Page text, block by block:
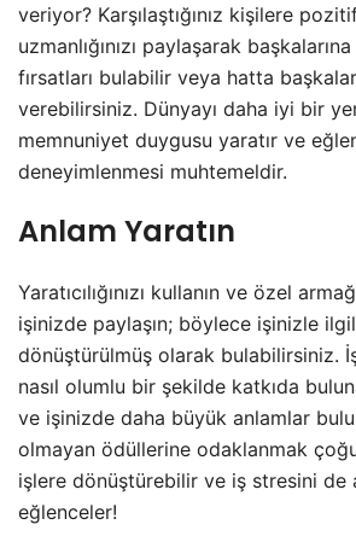
veriyor? Karşılaştığınız kişilere
uzmanlığınızı paylaşarak
fırsatları bulabilir veya hatta
verebilirsiniz. Dünyayı daha iyi bir
memnuniyet duygusu yaratır ve
deneyimlenmesi muhtemeldir.
Anlam Yaratın
Yaratıcılığınızı kullanın ve özel
işinizde paylaşın; böylece işinizle
dönüştürülmüş olarak bulabilirsiniz.
nasıl olumlu bir şekilde katkıda
ve işinizde daha büyük anlamlar
olmayan ödüllerine odaklanmak
işlere dönüştürebilir ve iş stresini de
eğlenceler!